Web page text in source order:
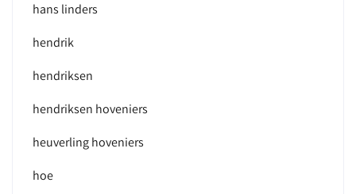
hans linders
hendrik
hendriksen
hendriksen hoveniers
heuverling hoveniers
hoe